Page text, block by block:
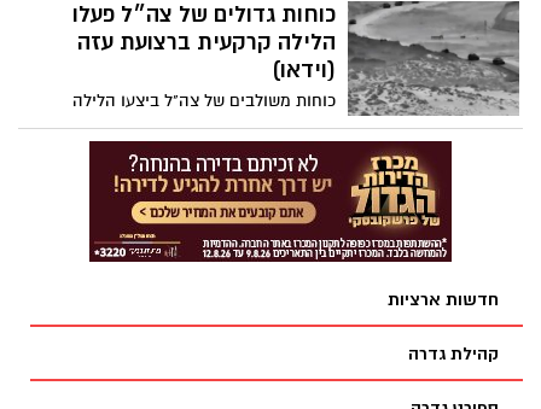
הכוחות המיוחדים שפעלו בעזה, פראמדיק,
שתיאר את מה שראה בעת שנכנס לבית
בקיבוץ בארי בזמן התופת, תוך שחיפש
כוחות גדולים של צה״ל פעלו
הלילה קרקעית ברצועת עזה
(וידאו)
כוחות משולבים של צה"ל ביצעו הלילה
פשיטה ממוקדת בצפון רצועת עזה. צפו
בתיעודים
חדשות ארציות
קהילת גדרה